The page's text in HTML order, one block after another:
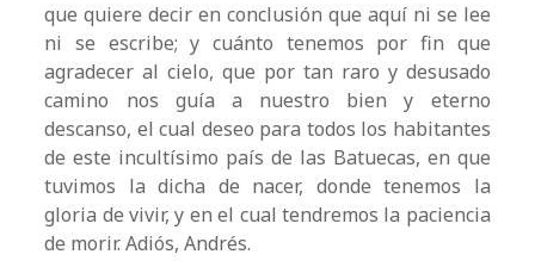
que quiere decir en conclusión que aquí ni se lee
ni se escribe; y cuánto tenemos por fin que
agradecer al cielo, que por tan raro y desusado
camino nos guía a nuestro bien y eterno
descanso, el cual deseo para todos los habitantes
de este incultísimo país de las Batuecas, en que
tuvimos la dicha de nacer, donde tenemos la
gloria de vivir, y en el cual tendremos la paciencia
de morir. Adiós, Andrés.